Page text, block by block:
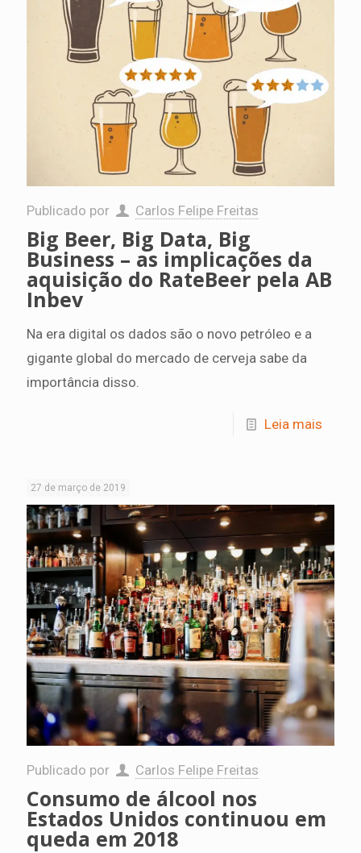
Publicado por Carlos Felipe Freitas
Big Beer, Big Data, Big
Business – as implicações da
aquisição do RateBeer pela AB
Inbev
Na era digital os dados são o novo petróleo e a
gigante global do mercado de cerveja sabe da
importância disso.
Leia mais
27 de março de 2019
Publicado por Carlos Felipe Freitas
Consumo de álcool nos
Estados Unidos continuou em
queda em 2018